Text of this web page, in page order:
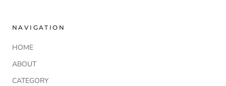
NAVIGATION
HOME
ABOUT
CATEGORY